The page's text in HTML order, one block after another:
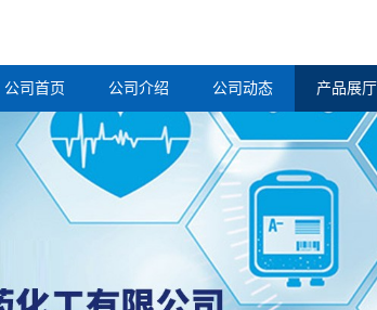
公司首页 公司介绍 公司动态 产品展厅